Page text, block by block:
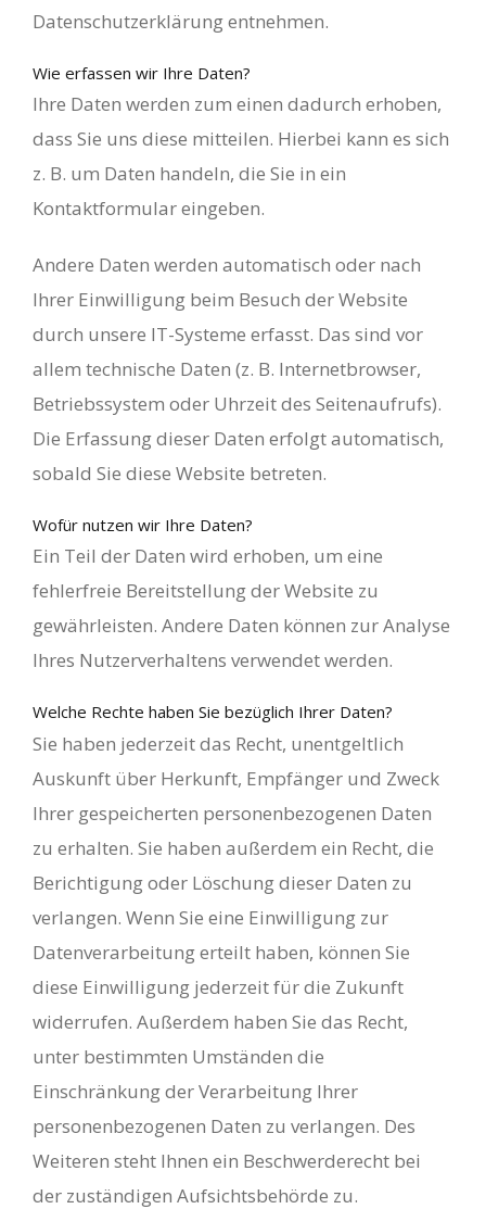
Datenschutzerklärung entnehmen.
Wie erfassen wir Ihre Daten?
Ihre Daten werden zum einen dadurch erhoben,
dass Sie uns diese mitteilen. Hierbei kann es sich
z. B. um Daten handeln, die Sie in ein
Kontaktformular eingeben.
Andere Daten werden automatisch oder nach
Ihrer Einwilligung beim Besuch der Website
durch unsere IT-Systeme erfasst. Das sind vor
allem technische Daten (z. B. Internetbrowser,
Betriebssystem oder Uhrzeit des Seitenaufrufs).
Die Erfassung dieser Daten erfolgt automatisch,
sobald Sie diese Website betreten.
Wofür nutzen wir Ihre Daten?
Ein Teil der Daten wird erhoben, um eine
fehlerfreie Bereitstellung der Website zu
gewährleisten. Andere Daten können zur Analyse
Ihres Nutzerverhaltens verwendet werden.
Welche Rechte haben Sie bezüglich Ihrer Daten?
Sie haben jederzeit das Recht, unentgeltlich
Auskunft über Herkunft, Empfänger und Zweck
Ihrer gespeicherten personenbezogenen Daten
zu erhalten. Sie haben außerdem ein Recht, die
Berichtigung oder Löschung dieser Daten zu
verlangen. Wenn Sie eine Einwilligung zur
Datenverarbeitung erteilt haben, können Sie
diese Einwilligung jederzeit für die Zukunft
widerrufen. Außerdem haben Sie das Recht,
unter bestimmten Umständen die
Einschränkung der Verarbeitung Ihrer
personenbezogenen Daten zu verlangen. Des
Weiteren steht Ihnen ein Beschwerderecht bei
der zuständigen Aufsichtsbehörde zu.